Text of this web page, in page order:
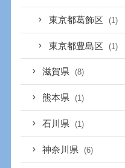
東京都葛飾区 (1)
東京都豊島区 (1)
滋賀県 (8)
熊本県 (1)
石川県 (1)
神奈川県 (6)